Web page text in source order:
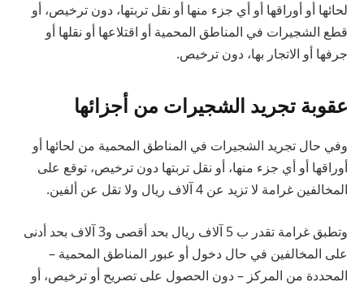
لحائها أو أوراقها أو أي جزء منها أو نقل تربتها، دون ترخيص، أو
قطع الشجيرات في المناطق المحمية أو اقتلاعها أو نقلها أو
جرفها أو الاتجار بها، دون ترخيص.
عقوبة تجريد الشجيرات من أجزائها
وفي حال تجريد الشجيرات في المناطق المحمية من لحائها أو
أوراقها أو أي جزء منها، أو نقل تربتها دون ترخيص، توقع على
المخالفين غرامة لا تزيد عن 4 آلاف ريال ولا تقل عن ألفين.
وتطبق غرامة تقدر ب 5 آلاف ريال بحد أقصى و3 آلاف بحد أدنى
على المخالفين في حال دخول أو عبور المناطق المحمية –
المحددة من المركز – دون الحصول على تصريح أو ترخيص، أو